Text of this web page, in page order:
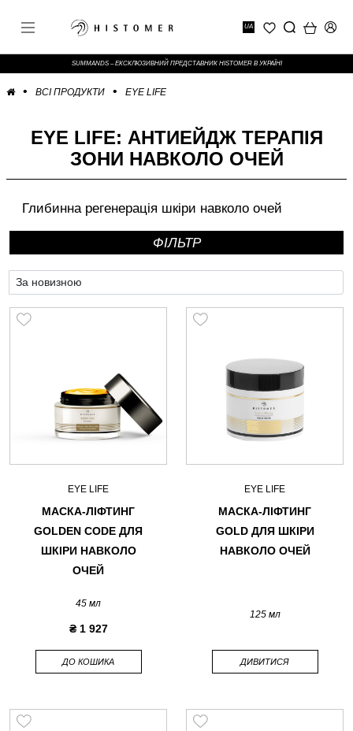
UA
SUMMANDS – ЕКСКЛЮЗИВНИЙ ПРЕДСТАВНИК HISTOMER В УКРАЇНІ
ВСІ ПРОДУКТИ EYE LIFE
EYE LIFE: АНТИЕЙДЖ ТЕРАПІЯ
ЗОНИ НАВКОЛО ОЧЕЙ
Глибинна регенерація шкіри навколо очей
ФIЛЬТР
EYE LIFE
МАСКА-ЛІФТИНГ
GOLDEN CODE ДЛЯ
ШКІРИ НАВКОЛО
ОЧЕЙ
45 мл
₴ 1 927
ДО КОШИКА
EYE LIFE
МАСКА-ЛІФТИНГ
GOLD ДЛЯ ШКІРИ
НАВКОЛО ОЧЕЙ
125 мл
ДИВИТИСЯ